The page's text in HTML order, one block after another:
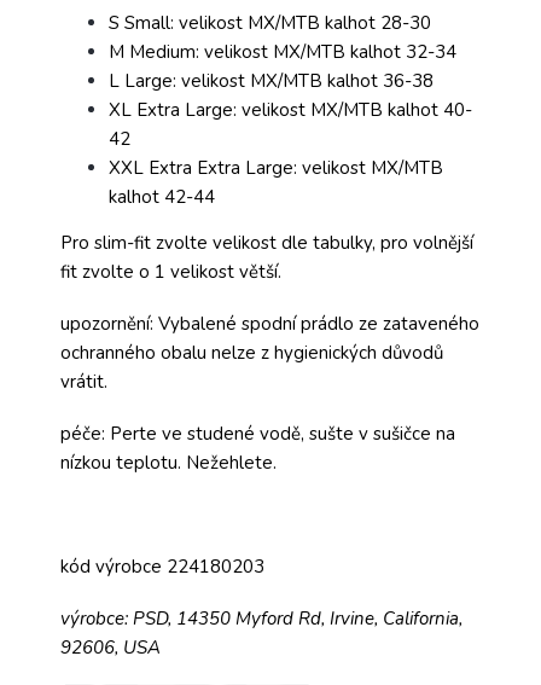
S Small: velikost MX/MTB kalhot 28-30
M Medium: velikost MX/MTB kalhot 32-34
L Large: velikost MX/MTB kalhot 36-38
XL Extra Large: velikost MX/MTB kalhot 40-
42
XXL Extra Extra Large: velikost MX/MTB
kalhot 42-44
Pro slim-fit zvolte velikost dle tabulky, pro volnější
fit zvolte o 1 velikost větší.
upozornění: Vybalené spodní prádlo ze zataveného
ochranného obalu nelze z hygienických důvodů
vrátit.
péče: Perte ve studené vodě, sušte v sušičce na
nízkou teplotu. Nežehlete.
kód výrobce 224180203
výrobce: PSD, 14350 Myford Rd, Irvine, California,
92606, USA